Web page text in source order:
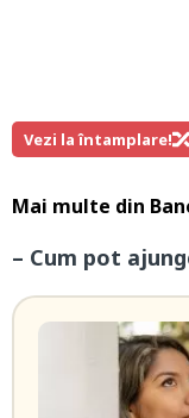
Vezi la întamplare!
Mai multe din
– Cum pot